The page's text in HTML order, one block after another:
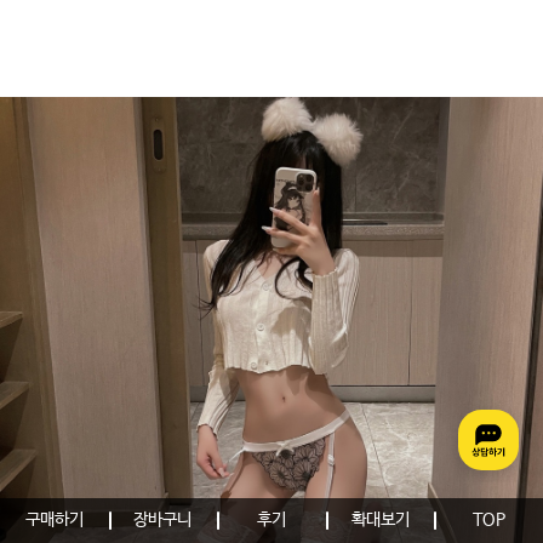
구매하기 장바구니 후기 확대보기 TOP